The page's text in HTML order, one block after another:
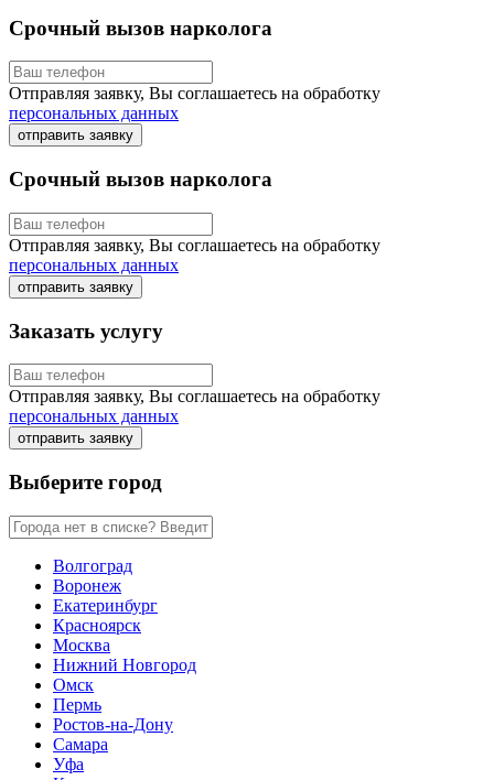
Срочный вызов нарколога
Отправляя заявку, Вы соглашаетесь на обработку
персональных данных
отправить заявку
Срочный вызов нарколога
Отправляя заявку, Вы соглашаетесь на обработку
персональных данных
отправить заявку
Заказать услугу
Отправляя заявку, Вы соглашаетесь на обработку
персональных данных
отправить заявку
Выберите город
Волгоград
Воронеж
Екатеринбург
Красноярск
Москва
Нижний Новгород
Омск
Пермь
Ростов-на-Дону
Самара
Уфа